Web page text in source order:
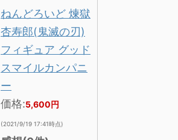
ねんどろいど 煉獄
杏寿郎(鬼滅の刃)
フィギュア グッド
スマイルカンパニ
ー
価格:5,600円
(2021/9/19 17:41時点)